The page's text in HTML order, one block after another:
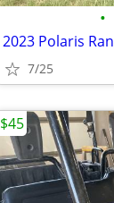
•
2023 Polaris
7/25
$45